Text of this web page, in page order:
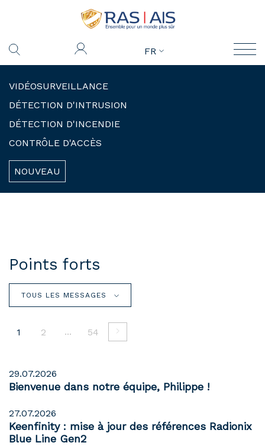
FR
VIDÉOSURVEILLANCE
DÉTECTION D'INTRUSION
DÉTECTION D'INCENDIE
CONTRÔLE D'ACCÈS
NOUVEAU
Points forts
TOUS LES MESSAGES
1 2 ... 54
29.07.2026
Bienvenue dans notre équipe, Philippe !
27.07.2026
Keenfinity : mise à jour des références Radionix
Blue Line Gen2